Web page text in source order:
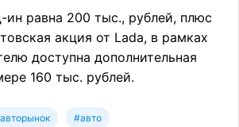
ин равна 200 тыс., рублей, плюс
акция от Lada, в рамках
доступна дополнительная
160 тыс. рублей.
#авто